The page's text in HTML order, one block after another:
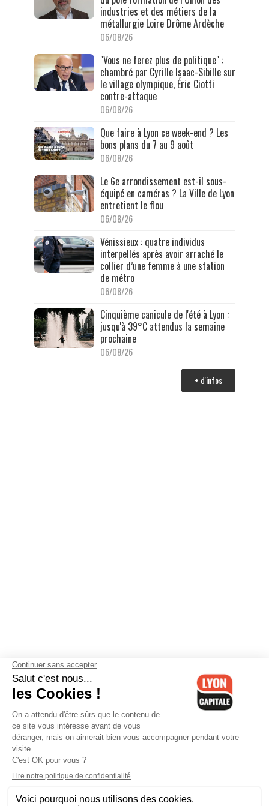
industries et des métiers de la
métallurgie Loire Drôme Ardèche
06/08/26
"Vous ne ferez plus de politique" :
chambré par Cyrille Isaac-Sibille sur
le village olympique, Éric Ciotti
contre-attaque
06/08/26
Que faire à Lyon ce week-end ? Les
bons plans du 7 au 9 août
06/08/26
Le 6e arrondissement est-il sous-
équipé en caméras ? La Ville de Lyon
entretient le flou
06/08/26
Vénissieux : quatre individus
interpellés après avoir arraché le
collier d’une femme à une station
de métro
06/08/26
Cinquième canicule de l'été à Lyon :
jusqu'à 39°C attendus la semaine
prochaine
06/08/26
+ d'infos
Contactez-nous-Mentions légales-CGV-Politique de